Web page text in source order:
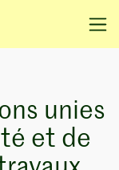
unies
et de